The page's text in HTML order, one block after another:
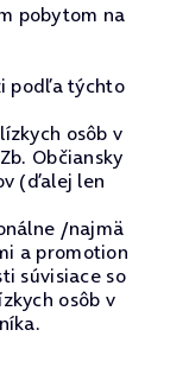
pobytom na
podľa týchto
osôb v
Občiansky
(ďalej len
/najmä
a promotion
súvisiace so
osôb v